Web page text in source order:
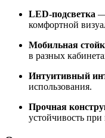
LED-подсветка —
комфортной
Мобильная
в разных
Интуитивный
использования.
Прочная
устойчивость